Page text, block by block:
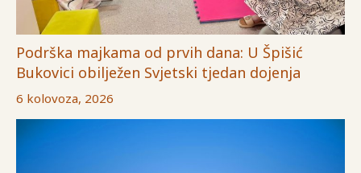
Podrška majkama od prvih dana: U Špišić
Bukovici obilježen Svjetski tjedan dojenja
6 kolovoza, 2026